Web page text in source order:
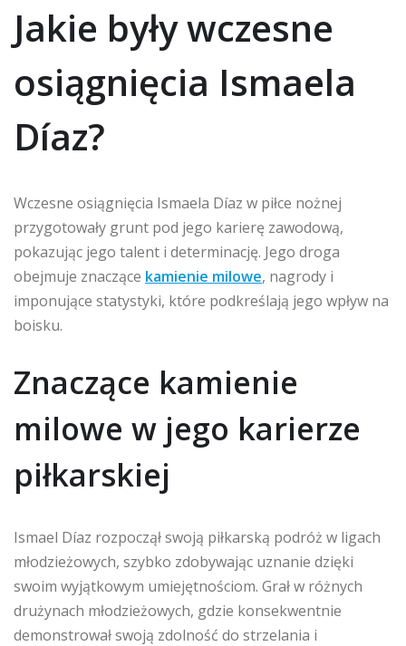
Jakie były wczesne
osiągnięcia Ismaela
Díaz?
Wczesne osiągnięcia Ismaela Díaz w piłce nożnej
przygotowały grunt pod jego karierę zawodową,
pokazując jego talent i determinację. Jego droga
obejmuje znaczące kamienie milowe, nagrody i
imponujące statystyki, które podkreślają jego wpływ na
boisku.
Znaczące kamienie
milowe w jego karierze
piłkarskiej
Ismael Díaz rozpoczął swoją piłkarską podróż w ligach
młodzieżowych, szybko zdobywając uznanie dzięki
swoim wyjątkowym umiejętnościom. Grał w różnych
drużynach młodzieżowych, gdzie konsekwentnie
demonstrował swoją zdolność do strzelania i